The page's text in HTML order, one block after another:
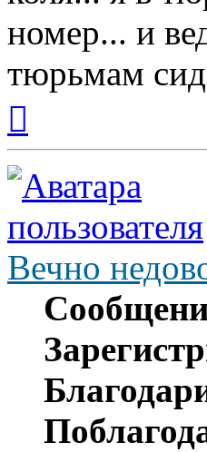
номер... и
тюрьмам
началу
Вечно